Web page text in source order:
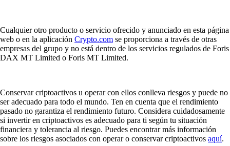
Cualquier otro producto o servicio ofrecido y anunciado en esta página
web o en la aplicación Crypto.com se proporciona a través de otras
empresas del grupo y no está dentro de los servicios regulados de Foris
DAX MT Limited o Foris MT Limited.
Conservar criptoactivos u operar con ellos conlleva riesgos y puede no
ser adecuado para todo el mundo. Ten en cuenta que el rendimiento
pasado no garantiza el rendimiento futuro. Considera cuidadosamente
si invertir en criptoactivos es adecuado para ti según tu situación
financiera y tolerancia al riesgo. Puedes encontrar más información
sobre los riesgos asociados con operar o conservar criptoactivos aquí.